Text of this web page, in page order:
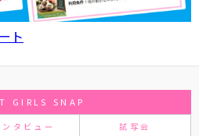
ト
GIRLS SNAP
ンタビュー 試写会